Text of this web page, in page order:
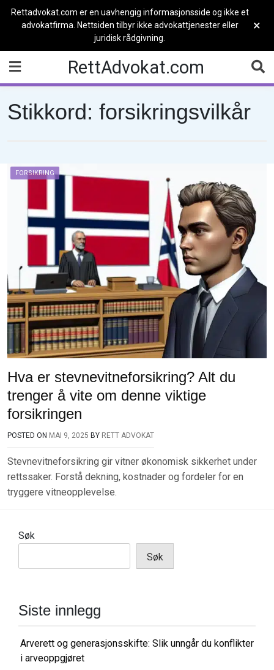
Rettadvokat.com er en uavhengig informasjonsside og ikke et
advokatfirma. Nettsiden tilbyr ikke advokattjenester eller
juridisk rådgivning.
×
content
RettAdvokat.com
Stikkord: forsikringsvilkår
FORSIKRING
Hva er stevnevitneforsikring? Alt du
trenger å vite om denne viktige
forsikringen
POSTED ON MAI 9, 2025 BY RETT ADVOKAT
Stevnevitneforsikring gir vitner økonomisk sikkerhet under
rettssaker. Forstå dekning, kostnader og fordeler for en
tryggere vitneopplevelse.
Søk
Søk
Siste innlegg
Arverett og generasjonsskifte: Slik unngår du konflikter
i arveoppgjøret